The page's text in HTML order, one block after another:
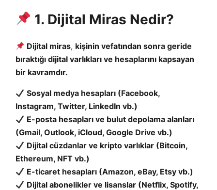
1. Dijital Miras Nedir?
Dijital miras, kişinin vefatından sonra geride
bıraktığı dijital varlıkları ve hesaplarını kapsayan
bir kavramdır.
Sosyal medya hesapları (Facebook,
Instagram, Twitter, LinkedIn vb.)
E-posta hesapları ve bulut depolama alanları
(Gmail, Outlook, iCloud, Google Drive vb.)
Dijital cüzdanlar ve kripto varlıklar (Bitcoin,
Ethereum, NFT vb.)
E-ticaret hesapları (Amazon, eBay, Etsy vb.)
Dijital abonelikler ve lisanslar (Netflix, Spotify,